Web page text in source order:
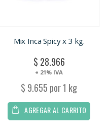
Mix Inca Spicy x 3 kg.
$ 28.966
+ 21% IVA
$ 9.655 por 1 kg
AGREGAR AL CARRITO